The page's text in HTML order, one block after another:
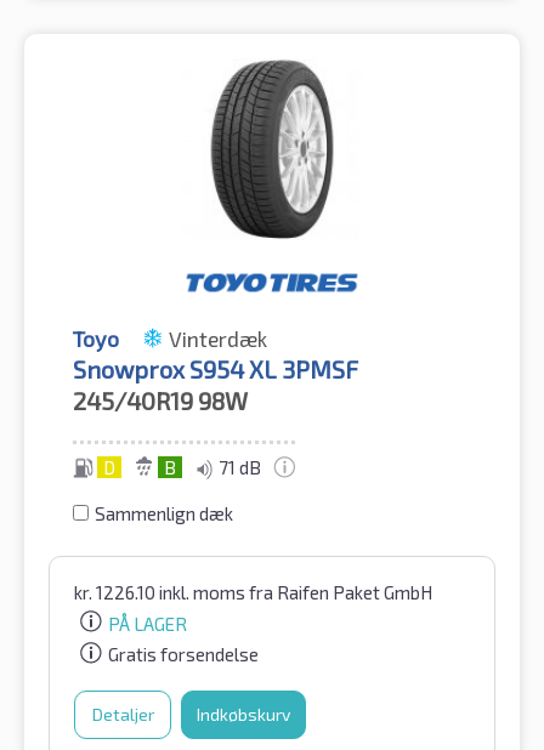
Toyo Vinterdæk
Snowprox S954 XL 3PMSF
245/40R19 98W
D B 71 dB
Sammenlign dæk
kr. 1226.10 inkl. moms fra Raifen Paket GmbH
PÅ LAGER
Gratis forsendelse
Detaljer Indkøbskurv